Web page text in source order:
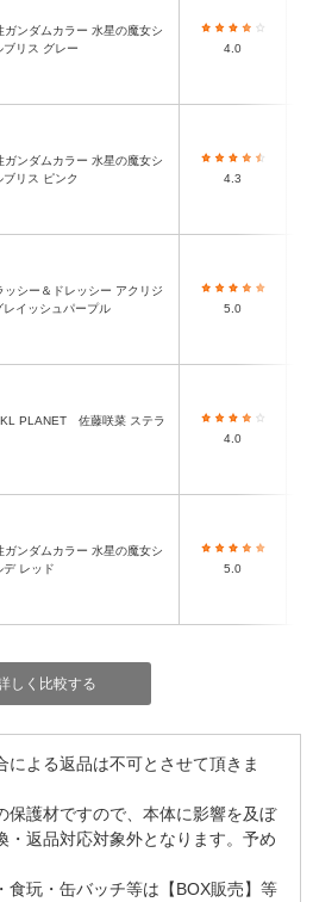
ブリス グレー
4.0
ブリス ピンク
4.3
レイッシュパープル
5.0
4.0
デ レッド
5.0
しく比較する
よる返品は不可とさせて頂きま
護材ですので、本体に影響を及ぼ
・返品対応対象外となります。予め
玩・缶バッチ等は【BOX販売】等